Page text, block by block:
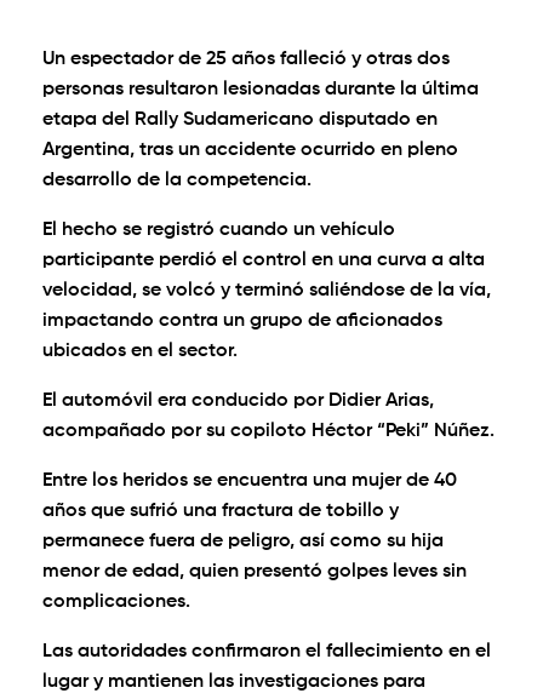
Un espectador de 25 años falleció y otras dos
personas resultaron lesionadas durante la última
etapa del Rally Sudamericano disputado en
Argentina, tras un accidente ocurrido en pleno
desarrollo de la competencia.
El hecho se registró cuando un vehículo
participante perdió el control en una curva a alta
velocidad, se volcó y terminó saliéndose de la vía,
impactando contra un grupo de aficionados
ubicados en el sector.
El automóvil era conducido por Didier Arias,
acompañado por su copiloto Héctor “Peki” Núñez.
Entre los heridos se encuentra una mujer de 40
años que sufrió una fractura de tobillo y
permanece fuera de peligro, así como su hija
menor de edad, quien presentó golpes leves sin
complicaciones.
Las autoridades confirmaron el fallecimiento en el
lugar y mantienen las investigaciones para